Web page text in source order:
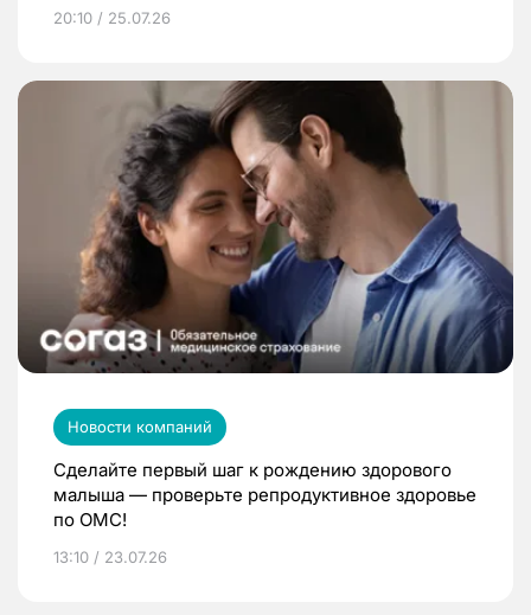
20:10 / 25.07.26
Новости компаний
Сделайте первый шаг к рождению здорового
малыша — проверьте репродуктивное здоровье
по ОМС!
13:10 / 23.07.26